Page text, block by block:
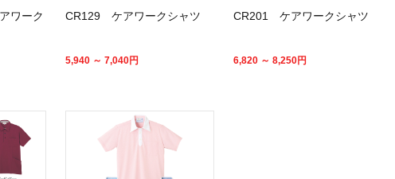
ワーク
CR129 ケアワークシャツ
5,940 ～ 7,040円
CR201 ケアワークシャツ
6,820 ～ 8,250円